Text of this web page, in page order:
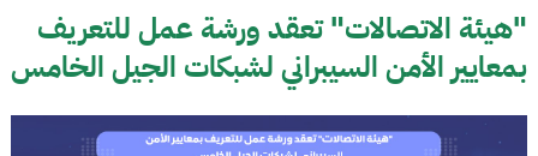
"هيئة الاتصالات" تعقد ورشة عمل للتعريف
بمعايير الأمن السيبراني لشبكات الجيل الخامس